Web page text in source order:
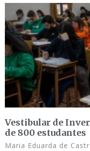
Vestibular de
de 800 estudantes
Maria Eduarda de